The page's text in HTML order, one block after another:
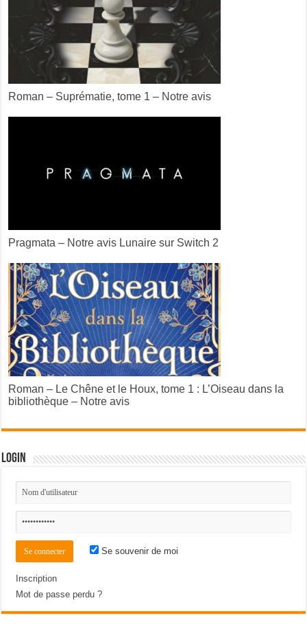
Roman – Suprématie, tome 1 – Notre avis
Pragmata – Notre avis Lunaire sur Switch 2
Roman – Le Chêne et le Houx, tome 1 : L’Oiseau dans la
bibliothèque – Notre avis
Login
Se souvenir de moi
Inscription
Mot de passe perdu ?